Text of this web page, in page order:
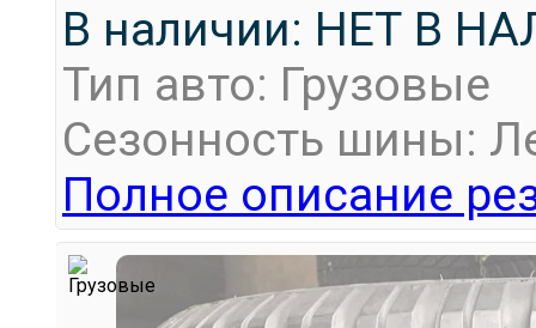
В наличии: НЕТ В
Тип авто: Грузовые
Сезонность шины:
Полное описание